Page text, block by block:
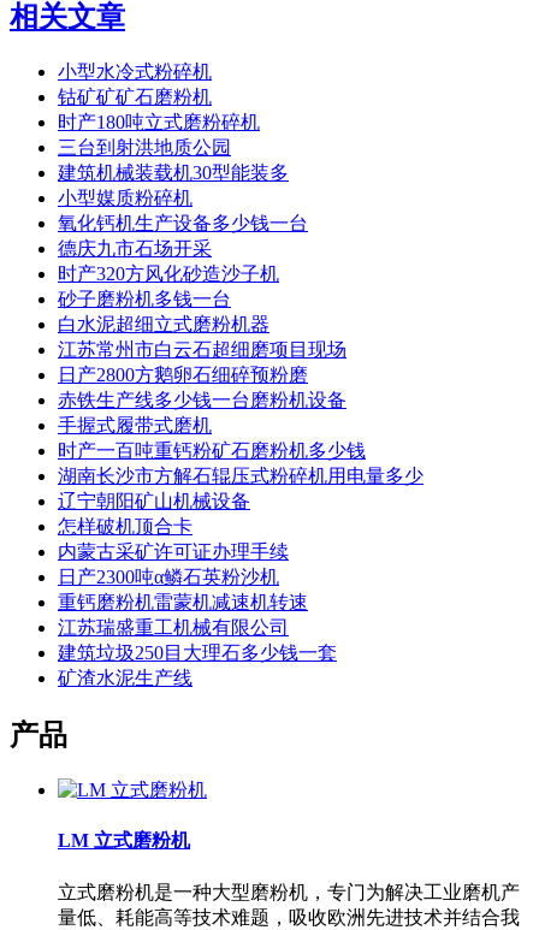
相关文章
小型水冷式粉碎机
钴矿矿矿石磨粉机
时产180吨立式磨粉碎机
三台到射洪地质公园
建筑机械装载机30型能装多
小型媒质粉碎机
氧化钙机生产设备多少钱一台
德庆九市石场开采
时产320方风化砂造沙子机
砂子磨粉机多钱一台
白水泥超细立式磨粉机器
江苏常州市白云石超细磨项目现场
日产2800方鹅卵石细碎预粉磨
赤铁生产线多少钱一台磨粉机设备
手握式履带式磨机
时产一百吨重钙粉矿石磨粉机多少钱
湖南长沙市方解石辊压式粉碎机用电量多少
辽宁朝阳矿山机械设备
怎样破机顶合卡
内蒙古采矿许可证办理手续
日产2300吨α鳞石英粉沙机
重钙磨粉机雷蒙机减速机转速
江苏瑞盛重工机械有限公司
建筑垃圾250目大理石多少钱一套
矿渣水泥生产线
产品
LM 立式磨粉机
立式磨粉机是一种大型磨粉机，专门为解决工业磨机产
量低、耗能高等技术难题，吸收欧洲先进技术并结合我